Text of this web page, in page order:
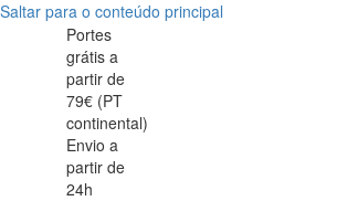
Saltar para o conteúdo principal
Frigideira
cobre/inox
Inocuivre
Frigideira
cobre/inox
Inocuivre
Portes
grátis a
partir de
79€ (PT
continental)
Envio a
partir de
24h